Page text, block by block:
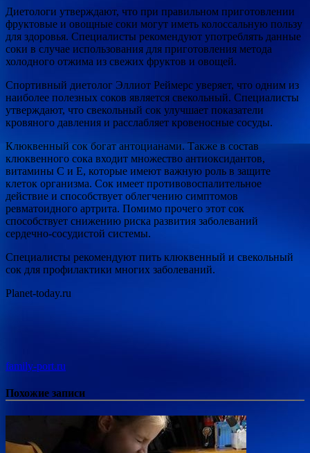
Диетологи утверждают, что при правильном приготовлении
фруктовые и овощные соки могут иметь колоссальную пользу
для здоровья. Специалисты рекомендуют употреблять данные
соки в случае использования для приготовления метода
холодного отжима из свежих фруктов и овощей.
Спортивный диетолог Эллиот Реймерс уверяет, что одним из
наиболее полезных соков является свекольный. Специалисты
утверждают, что свекольный сок улучшает показатели
кровяного давления и расслабляет кровеносные сосуды.
Клюквенный сок богат антоцианами. Также в состав
клюквенного сока входит множество антиоксидантов,
витамины C и E, которые имеют важную роль в защите
клеток организма. Сок имеет противовоспалительное
действие и способствует облегчению симптомов
ревматоидного артрита. Помимо прочего этот сок
способствует снижению риска развития заболеваний
сердечно-сосудистой системы.
Специалисты рекомендуют пить клюквенный и свекольный
сок для профилактики многих заболеваний.
Planet-today.ru
family-port.ru
Похожие записи